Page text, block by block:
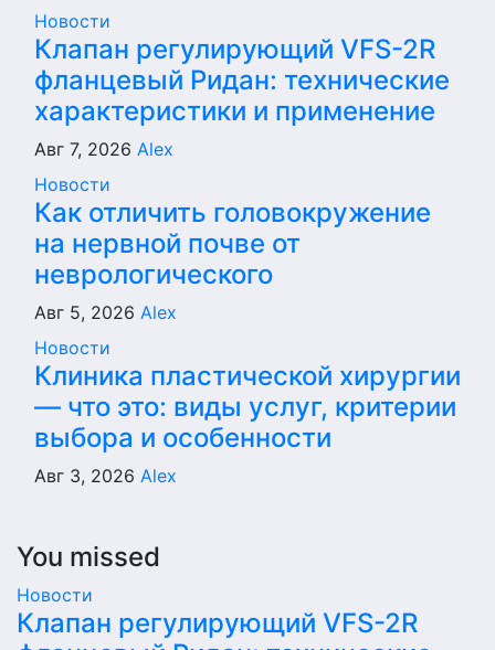
Новости
Клапан регулирующий VFS-2R
фланцевый Ридан: технические
характеристики и применение
Авг 7, 2026 Alex
Новости
Как отличить головокружение
на нервной почве от
неврологического
Авг 5, 2026 Alex
Новости
Клиника пластической хирургии
— что это: виды услуг, критерии
выбора и особенности
Авг 3, 2026 Alex
You missed
Новости
Клапан регулирующий VFS-2R